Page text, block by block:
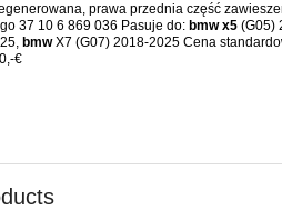
prawa przednia część
37 10 6 869 036 Pasuje do: bmw x5 (G05)
bmwX7 (G07) 2018-2025 Cena
€